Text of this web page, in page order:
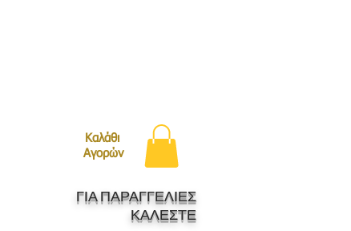
Καλάθι
Αγορών
ΓΙΑ ΠΑΡΑΓΓΕΛΙΕΣ
ΚΑΛΕΣΤΕ